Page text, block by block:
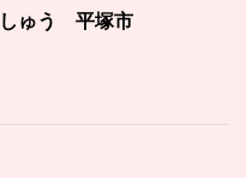
しゅう 平塚市